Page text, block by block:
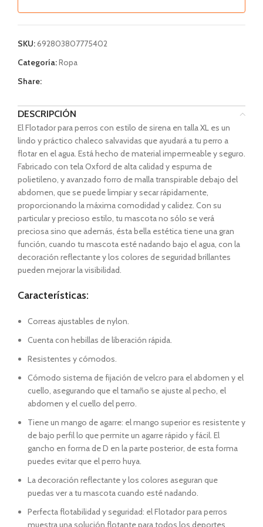
SKU:692803807775402
Categoría:Ropa
Share:
DESCRIPCIÓN
El Flotador para perros con estilo de sirena en talla XL es un
lindo y práctico chaleco salvavidas que ayudará a tu perro a
flotar en el agua. Está hecho de material impermeable y seguro.
Fabricado con tela Oxford de alta calidad y espuma de
polietileno, y avanzado forro de malla transpirable debajo del
abdomen, que se puede limpiar y secar rápidamente,
proporcionando la máxima comodidad y calidez. Con su
particular y precioso estilo, tu mascota no sólo se verá
preciosa sino que además, ésta bella estética tiene una gran
función, cuando tu mascota esté nadando bajo el agua, con la
decoración reflectante y los colores de seguridad brillantes
pueden mejorar la visibilidad.
Características:
Correas ajustables de nylon.
Cuenta con hebillas de liberación rápida.
Resistentes y cómodos.
Cómodo sistema de fijación de velcro para el abdomen y el
cuello, asegurando que el tamaño se ajuste al pecho, el
abdomen y el cuello del perro.
Tiene un mango de agarre: el mango superior es resistente y
de bajo perfil lo que permite un agarre rápido y fácil. El
gancho en forma de D en la parte posterior, de esta forma
puedes evitar que el perro huya.
La decoración reflectante y los colores aseguran que
puedas ver a tu mascota cuando esté nadando.
Perfecta flotabilidad y seguridad: el Flotador para perros
muestra una solución flotante para todos los deportes